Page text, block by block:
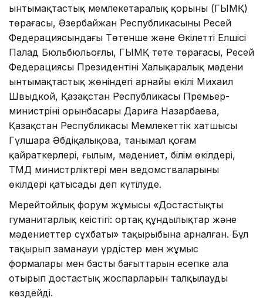
ынтымақтастық мемлекетаралық қорының (ГЫМҚ)
төрағасы, Әзербайжан Республикасының Ресей
Федерациясындағы Төтенше және Өкілетті Елшісі
Палад Бюльбюльоғлы, ГЫМҚ тете төрағасы, Ресей
Федерациясы Президентінің Халықаралық мәдени
ынтымақтастық жөніндегі арнайы өкілі Михаил
Швыдкой, Қазақстан Республикасы Премьер-
министрінің орынбасары Дариға Назарбаева,
Қазақстан Республикасы Мемлекеттік хатшысы
Гүлшара Әбдіқалықова, танымал қоғам
қайраткерлері, ғылым, мәдениет, білім өкілдері,
ТМД министрліктері мен ведомстваларының
өкілдері қатысады деп күтілуде.
Мерейтойлық форум жұмысы «Достастықтың
гуманитарлық кеңістігі: ортақ құндылықтар және
мәдениеттер сұхбаты» тақырыбына арналған. Бұл
тақырып заманауи үрдістер мен жұмыс
формалары мен басты бағыттарын есепке ала
отырып достастық жоспарларын талқылауды
көздейді.